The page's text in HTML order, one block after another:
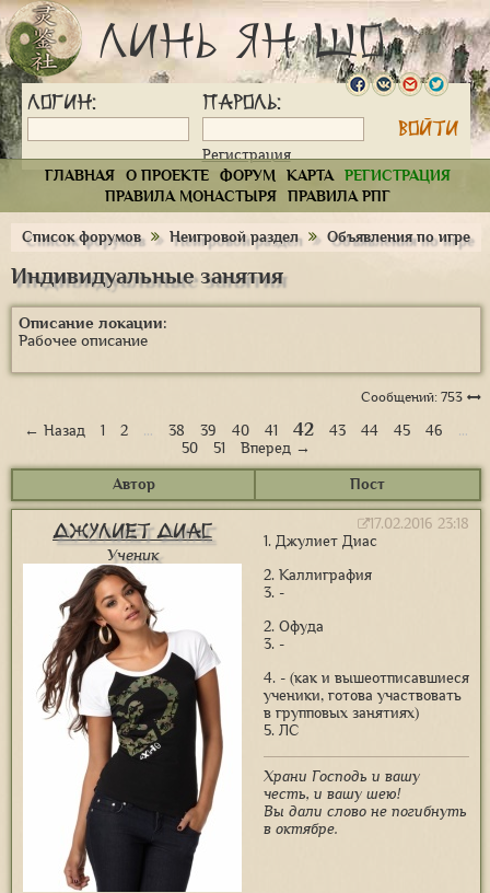
Линь Ян Шо
Логин: Пароль:
Регистрация
ГЛАВНАЯ
О ПРОЕКТЕ ФОРУМ КАРТА
РЕГИСТРАЦИЯ
ПРАВИЛА МОНАСТЫРЯ
ПРАВИЛА РПГ
Список форумов Неигровой раздел Объявления по игре
Индивидуальные занятия
Описание локации:
Рабочее описание
Сообщений: 753
← Назад 1 2 … 38 39 40 41 42 43 44 45 46
…
50
51 Вперед →
Автор Пост
Джулиет Диас
Ученик
17.02.2016 23:18
1. Джулиет Диас
2. Каллиграфия
3. -
2. Офуда
3. -
4. - (как и вышеотписавшиеся
ученики, готова участвовать
в групповых занятиях)
5. ЛС
Храни Господь и вашу
честь, и вашу шею!
Вы дали слово не погибнуть
в октябре.